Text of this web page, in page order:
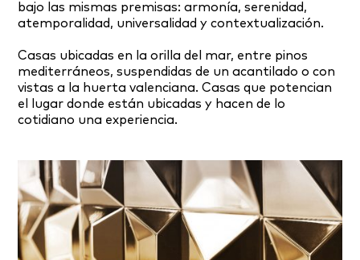
bajo las mismas premisas: armonía, serenidad,
atemporalidad, universalidad y contextualización.
Casas ubicadas en la orilla del mar, entre pinos
mediterráneos, suspendidas de un acantilado o con
vistas a la huerta valenciana. Casas que potencian
el lugar donde están ubicadas y hacen de lo
cotidiano una experiencia.